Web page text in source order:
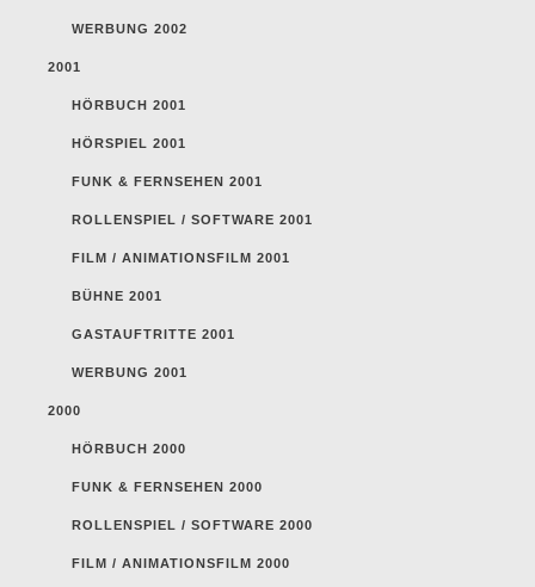
WERBUNG 2002
2001
HÖRBUCH 2001
HÖRSPIEL 2001
FUNK & FERNSEHEN 2001
ROLLENSPIEL / SOFTWARE 2001
FILM / ANIMATIONSFILM 2001
BÜHNE 2001
GASTAUFTRITTE 2001
WERBUNG 2001
2000
HÖRBUCH 2000
FUNK & FERNSEHEN 2000
ROLLENSPIEL / SOFTWARE 2000
FILM / ANIMATIONSFILM 2000